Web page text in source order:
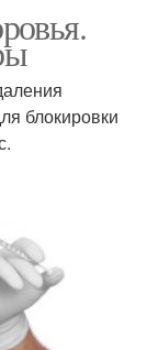
блокировки